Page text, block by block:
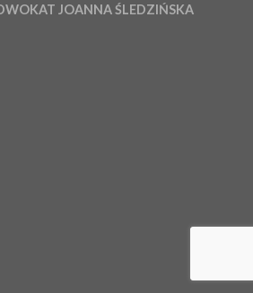
JOANNA ŚLEDZIŃSKA